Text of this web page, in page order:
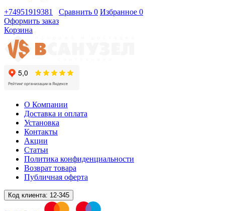
+74951919381
Сравнить 0 Избранное 0
Оформить заказ
Корзина
О Компании
Доставка и оплата
Установка
Контакты
Акции
Статьи
Политика конфиденциальности
Возврат товара
Публичная оферта
Код клиента: 12-345